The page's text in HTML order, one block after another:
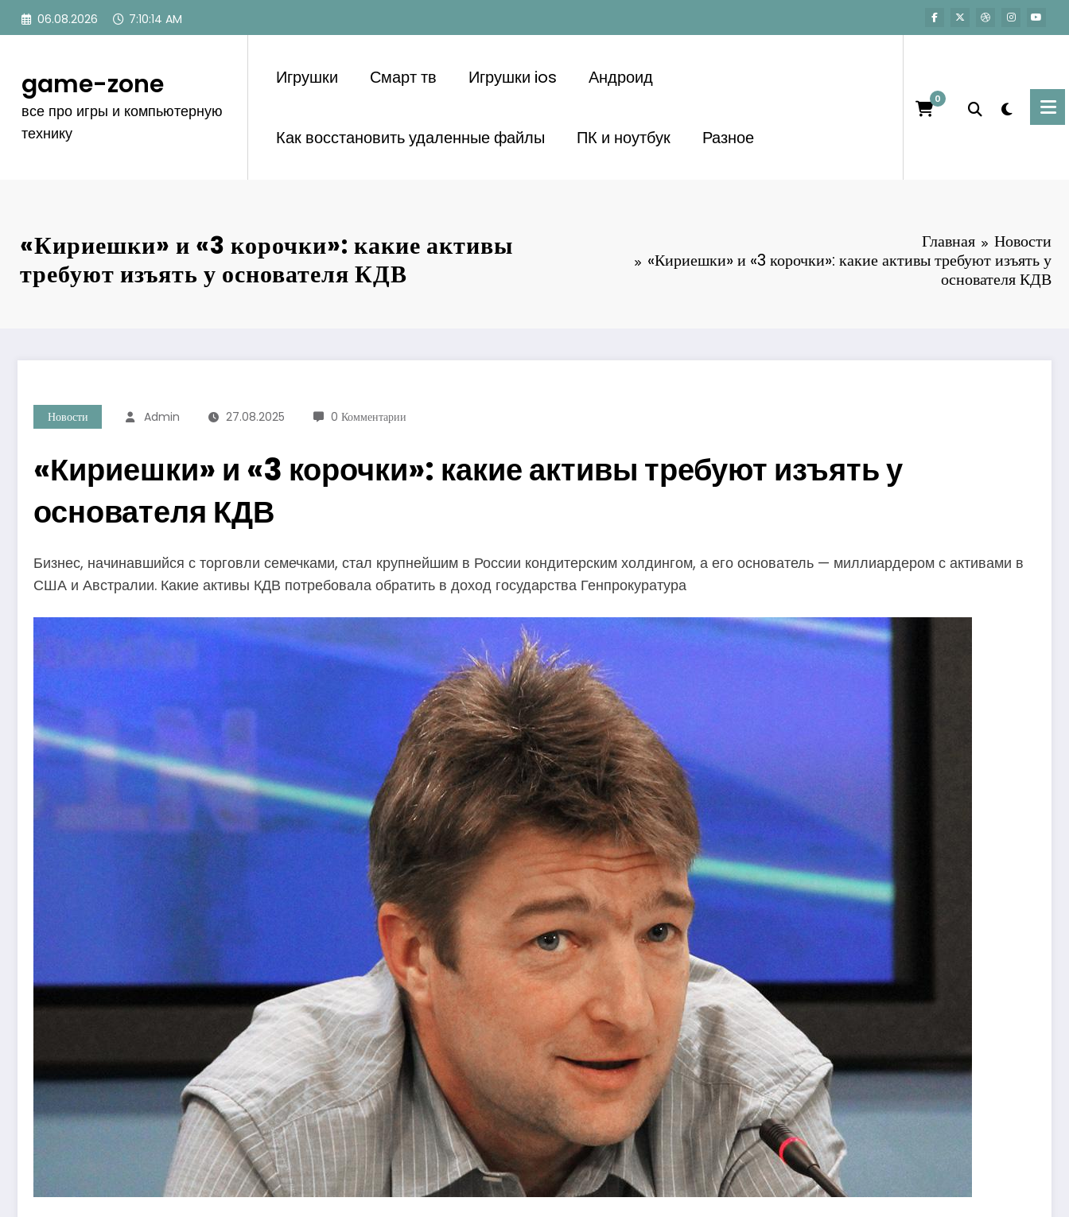
Перейти
06.08.2026 7:10:15 AM
game-zone
все про игры и компьютерную
технику
Игрушки Смарт тв Игрушки ios Андроид
Как восстановить удаленные файлы ПК и ноутбук Разное
0
«Кириешки» и «3 корочки»: какие активы
требуют изъять у основателя КДВ
Главная
Новости
«Кириешки» и «3 корочки»: какие активы требуют изъять у
основателя КДВ
Новости Admin 27.08.2025 0 Комментарии
«Кириешки» и «3 корочки»: какие активы требуют изъять у
основателя КДВ
Бизнес, начинавшийся с торговли семечками, стал крупнейшим в России кондитерским холдингом, а его основатель — миллиардером с активами в
США и Австралии. Какие активы КДВ потребовала обратить в доход государства Генпрокуратура